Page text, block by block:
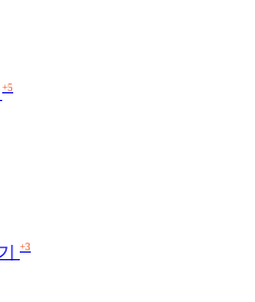
+5
+3